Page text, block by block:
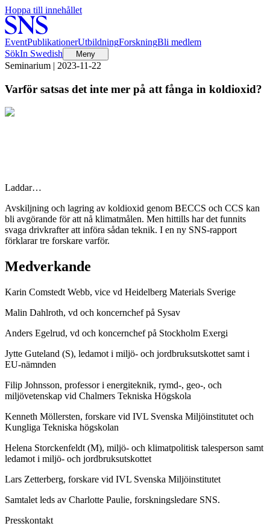
Hoppa till innehållet
EventPublikationerUtbildningForskningBli medlem
SökIn Swedish Meny
Seminarium | 2023-11-22
Varför satsas det inte mer på att fånga in koldioxid?
Laddar…
Avskiljning och lagring av koldioxid genom BECCS och CCS kan
bli avgörande för att nå klimatmålen. Men hittills har det funnits
svaga drivkrafter att införa sådan teknik. I en ny SNS-rapport
förklarar tre forskare varför.
Medverkande
Karin Comstedt Webb, vice vd Heidelberg Materials Sverige
Malin Dahlroth, vd och koncernchef på Sysav
Anders Egelrud, vd och koncernchef på Stockholm Exergi
Jytte Guteland (S), ledamot i miljö- och jordbruksutskottet samt i
EU-nämnden
Filip Johnsson, professor i energiteknik, rymd-, geo-, och
miljövetenskap vid Chalmers Tekniska Högskola
Kenneth Möllersten, forskare vid IVL Svenska Miljöinstitutet och
Kungliga Tekniska högskolan
Helena Storckenfeldt (M), miljö- och klimatpolitisk talesperson samt
ledamot i miljö- och jordbruksutskottet
Lars Zetterberg, forskare vid IVL Svenska Miljöinstitutet
Samtalet leds av Charlotte Paulie, forskningsledare SNS.
Presskontakt